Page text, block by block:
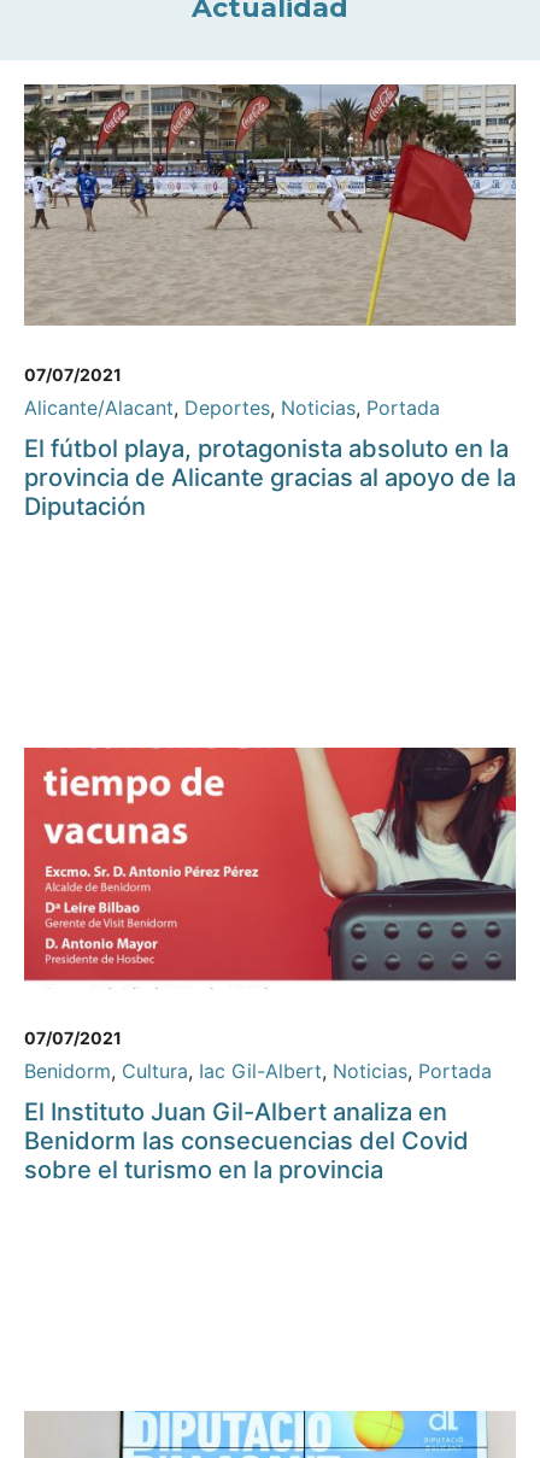
Actualidad
07/07/2021
Alicante/Alacant, Deportes, Noticias, Portada
El fútbol playa, protagonista absoluto en la
provincia de Alicante gracias al apoyo de la
Diputación
07/07/2021
Benidorm, Cultura, Iac Gil-Albert, Noticias, Portada
El Instituto Juan Gil-Albert analiza en
Benidorm las consecuencias del Covid
sobre el turismo en la provincia